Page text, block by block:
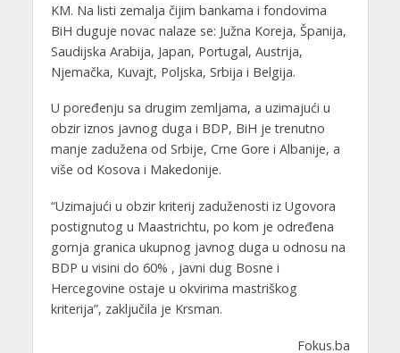
KM. Na listi zemalja čijim bankama i fondovima
BiH duguje novac nalaze se: Južna Koreja, Španija,
Saudijska Arabija, Japan, Portugal, Austrija,
Njemačka, Kuvajt, Poljska, Srbija i Belgija.
U poređenju sa drugim zemljama, a uzimajući u
obzir iznos javnog duga i BDP, BiH je trenutno
manje zadužena od Srbije, Crne Gore i Albanije, a
više od Kosova i Makedonije.
“Uzimajući u obzir kriterij zaduženosti iz Ugovora
postignutog u Maastrichtu, po kom je određena
gornja granica ukupnog javnog duga u odnosu na
BDP u visini do 60% , javni dug Bosne i
Hercegovine ostaje u okvirima mastriškog
kriterija”, zaključila je Krsman.
Fokus.ba